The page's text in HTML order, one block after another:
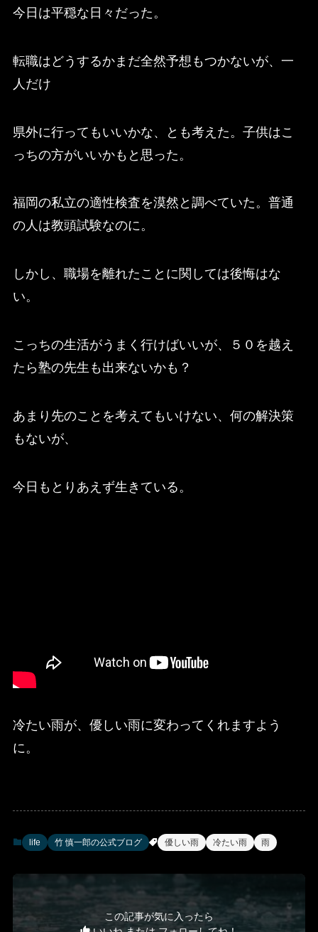
今日は平穏な日々だった。
転職はどうするかまだ全然予想もつかないが、一
人だけ
県外に行ってもいいかな、とも考えた。子供はこ
っちの方がいいかもと思った。
福岡の私立の適性検査を漠然と調べていた。普通
の人は教頭試験なのに。
しかし、職場を離れたことに関しては後悔はな
い。
こっちの生活がうまく行けばいいが、５０を越え
たら塾の先生も出来ないかも？
あまり先のことを考えてもいけない、何の解決策
もないが、
今日もとりあえず生きている。
冷たい雨が、優しい雨に変わってくれますよう
に。
life 竹 慎一郎の公式ブログ 優しい雨 冷たい雨 雨
この記事が気に入ったら